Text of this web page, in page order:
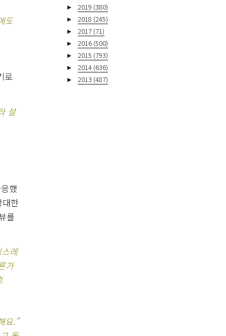
도
로
설
했
대한
를
레
가
요.”
►
2019 (380)
►
2018 (245)
►
2017 (71)
►
2016 (500)
►
2015 (793)
►
2014 (636)
►
2013 (487)